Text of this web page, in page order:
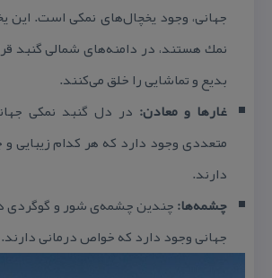
جهانی، وجود یخچال‌های نمكی است. این
نمك هستند، در دامنه‌های شمالی گنبد
بدیع و تماشایی را خلق می‌كنند.
غارها و معادن: در دل گنبد نمكی
متعددی وجود دارد كه هر كدام زیبایی
دارند.
چشمه‌ها:چندین چشمه‌ی شور و گوگردی
جهانی وجود دارد كه خواص درمانی دارند.